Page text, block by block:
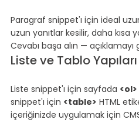
Paragraf snippet'ı için ideal
uzun yanıtlar kesilir, daha kısa
Cevabı başa alın — açıklamayı
Liste ve Tablo Yapıları
Liste snippet'ı için sayfada <ol>
snippet'ı için <table> HTML
içeriğinizde uygulamak için